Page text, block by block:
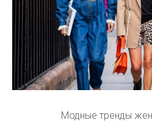
Модные тренды